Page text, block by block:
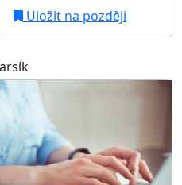
Uložit na později